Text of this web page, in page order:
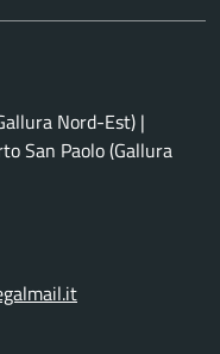
Nord-Est) |
San Paolo (Gallura